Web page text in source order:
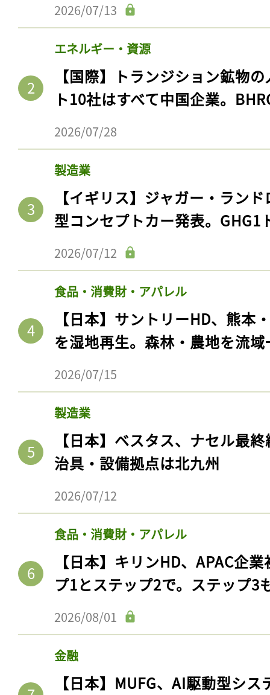
2026/07/13
エネルギー・資源
【国際】トランジション鉱物
ト10社はすべて中国企業。
2026/07/28
製造業
【イギリス】ジャガー・ラン
型コンセプトカー発表。GHG1
2026/07/12
食品・消費財・アパレル
【日本】サントリーHD、熊本
を湿地再生。森林・農地を流
2026/07/15
製造業
【日本】ベスタス、ナセル最
治具・設備拠点は北九州
2026/07/12
食品・消費財・アパレル
【日本】キリンHD、APAC企
プ1とステップ2で。ステップ3
2026/08/01
金融
【日本】MUFG、AI駆動型シ
記事をお気に入りに
ログインが必
ログイン
会員登録